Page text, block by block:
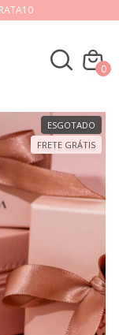
0
ESGOTADO
FRETE GRÁTIS